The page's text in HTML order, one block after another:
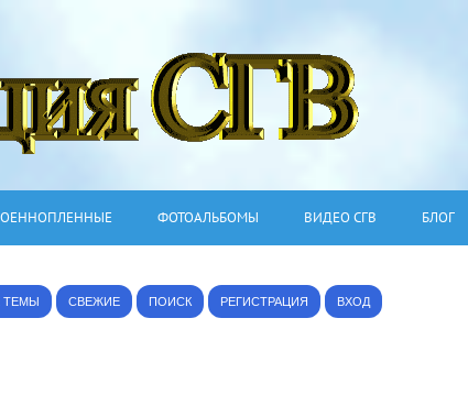
ФОТОАЛЬБОМЫ ВИДЕО СГВ БЛОГ
ТЕМЫ СВЕЖИЕ ПОИСК РЕГИСТРАЦИЯ ВХОД